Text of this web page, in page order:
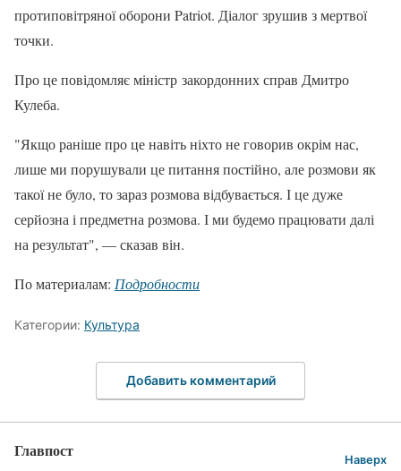
протиповітряної оборони Patriot. Діалог зрушив з мертвої
точки.
Про це повідомляє міністр закордонних справ Дмитро
Кулеба.
"Якщо раніше про це навіть ніхто не говорив окрім нас,
лише ми порушували це питання постійно, але розмови як
такої не було, то зараз розмова відбувається. І це дуже
серйозна і предметна розмова. І ми будемо працювати далі
на результат", — сказав він.
По материалам: Подробности
Категории: Культура
Добавить комментарий
Главпост Наверх